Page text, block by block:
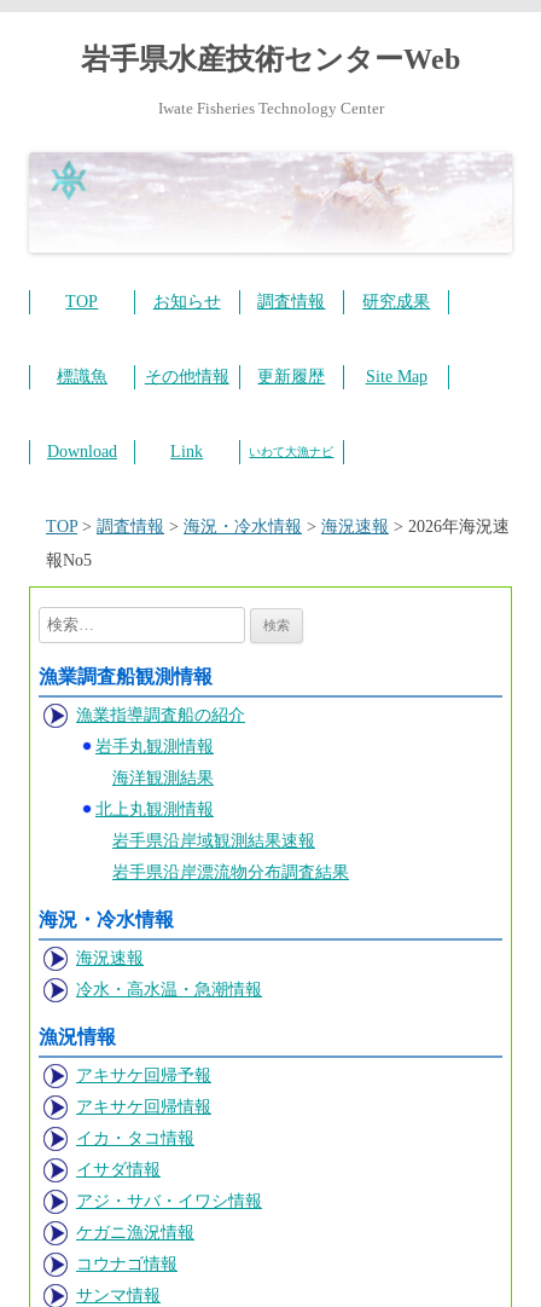
岩手県水産技術センターWeb
Iwate Fisheries Technology Center
テ
ン
ス
キ
TOP お知らせ 調査情報 研究成果
標識魚 その他情報 更新履歴 Site Map
Download Link いわて大漁ナビ
TOP> 調査情報 > 海況・冷水情報 > 海況速報 > 2026年海況速
報No5
検
索:
漁業調査船観測情報
漁業指導調査船の紹介
岩手丸観測情報
海洋観測結果
北上丸観測情報
岩手県沿岸域観測結果速報
岩手県沿岸漂流物分布調査結果
海況・冷水情報
海況速報
冷水・高水温・急潮情報
漁況情報
アキサケ回帰予報
アキサケ回帰情報
イカ・タコ情報
イサダ情報
アジ・サバ・イワシ情報
ケガニ漁況情報
コウナゴ情報
サンマ情報